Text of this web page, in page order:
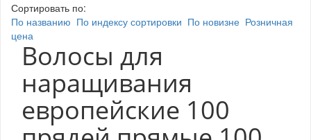
Сортировать по:
По названию По индексу сортировки По новизне Розничная
цена
Волосы для
наращивания
европейские 100